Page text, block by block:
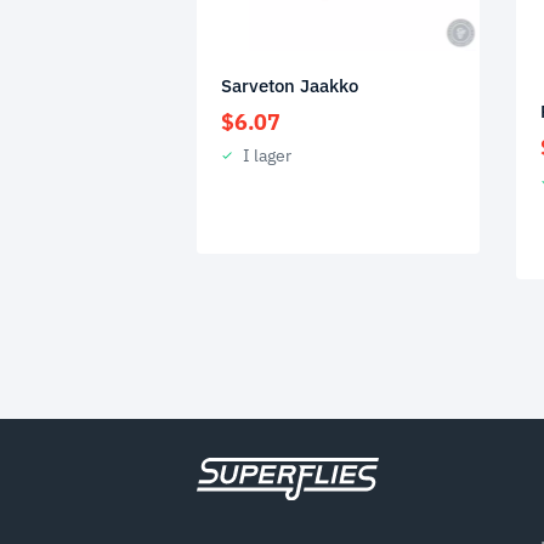
Sarveton Jaakko
$6.07
I lager